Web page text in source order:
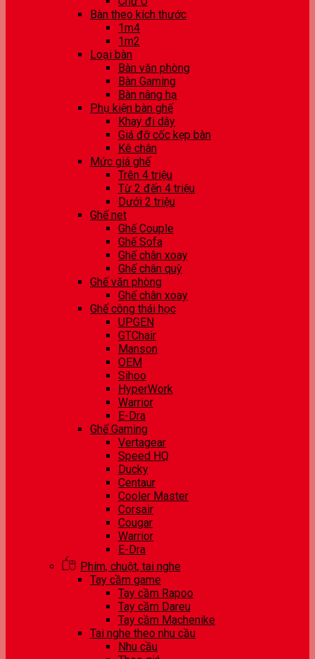
Bàn theo kích thước
1m4
1m2
Loại bàn
Bàn văn phòng
Bàn Gaming
Bàn nâng hạ
Phụ kiện bàn ghế
Khay đi dây
Giá đỡ cốc kẹp bàn
Kê chân
Mức giá ghế
Trên 4 triệu
Từ 2 đến 4 triệu
Dưới 2 triệu
Ghế net
Ghế Couple
Ghế Sofa
Ghế chân xoay
Ghế chân quỳ
Ghế văn phòng
Ghế chân xoay
Ghế công thái học
UPGEN
GTChair
Manson
OEM
Sihoo
HyperWork
Warrior
E-Dra
Ghế Gaming
Vertagear
Speed HQ
Ducky
Centaur
Cooler Master
Corsair
Cougar
Warrior
E-Dra
Phím, chuột, tai nghe
Tay cầm game
Tay cầm Rapoo
Tay cầm Dareu
Tay cầm Machenike
Tai nghe theo nhu cầu
Nhu cầu